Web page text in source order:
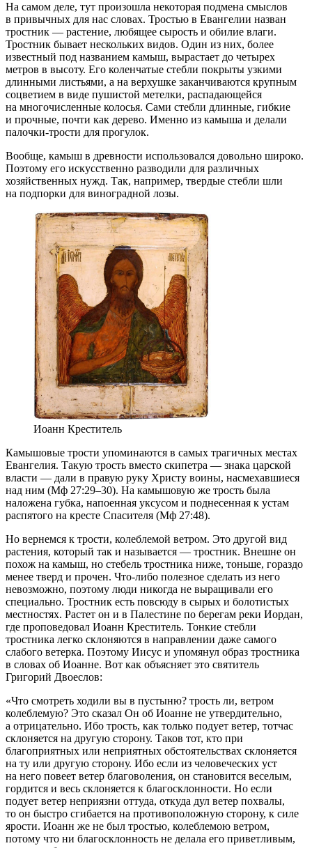
На самом деле, тут произошла некоторая подмена смыслов
в привычных для нас словах. Тростью в Евангелии назван
тростник — растение, любящее сырость и обилие влаги.
Тростник бывает нескольких видов. Один из них, более
известный под названием камыш, вырастает до четырех
метров в высоту. Его коленчатые стебли покрыты узкими
длинными листьями, а на верхушке заканчиваются крупным
соцветием в виде пушистой метелки, распадающейся
на многочисленные колосья. Сами стебли длинные, гибкие
и прочные, почти как дерево. Именно из камыша и делали
палочки-трости для прогулок.
Вообще, камыш в древности использовался довольно широко.
Поэтому его искусственно разводили для различных
хозяйственных нужд. Так, например, твердые стебли шли
на подпорки для виноградной лозы.
Иоанн Креститель
Камышовые трости упоминаются в самых трагичных местах
Евангелия. Такую трость вместо скипетра — знака царской
власти — дали в правую руку Христу воины, насмехавшиеся
над ним (Мф 27:29–30). На камышовую же трость была
наложена губка, напоенная уксусом и поднесенная к устам
распятого на кресте Спасителя (Мф 27:48).
Но вернемся к трости, колеблемой ветром. Это другой вид
растения, который так и называется — тростник. Внешне он
похож на камыш, но стебель тростника ниже, тоньше, гораздо
менее тверд и прочен. Что-либо полезное сделать из него
невозможно, поэтому люди никогда не выращивали его
специально. Тростник есть повсюду в сырых и болотистых
местностях. Растет он и в Палестине по берегам реки Иордан,
где проповедовал Иоанн Креститель. Тонкие стебли
тростника легко склоняются в направлении даже самого
слабого ветерка. Поэтому Иисус и упомянул образ тростника
в словах об Иоанне. Вот как объясняет это святитель
Григорий Двоеслов:
«Что смотреть ходили вы в пустыню? трость ли, ветром
колеблемую? Это сказал Он об Иоанне не утвердительно,
а отрицательно. Ибо трость, как только подует ветер, тотчас
склоняется на другую сторону. Таков тот, кто при
благоприятных или неприятных обстоятельствах склоняется
на ту или другую сторону. Ибо если из человеческих уст
на него повеет ветер благоволения, он становится веселым,
гордится и весь склоняется к благосклонности. Но если
подует ветер неприязни оттуда, откуда дул ветер похвалы,
то он быстро сгибается на противоположную сторону, к силе
ярости. Иоанн же не был тростью, колеблемою ветром,
потому что ни благосклонность не делала его приветливым,